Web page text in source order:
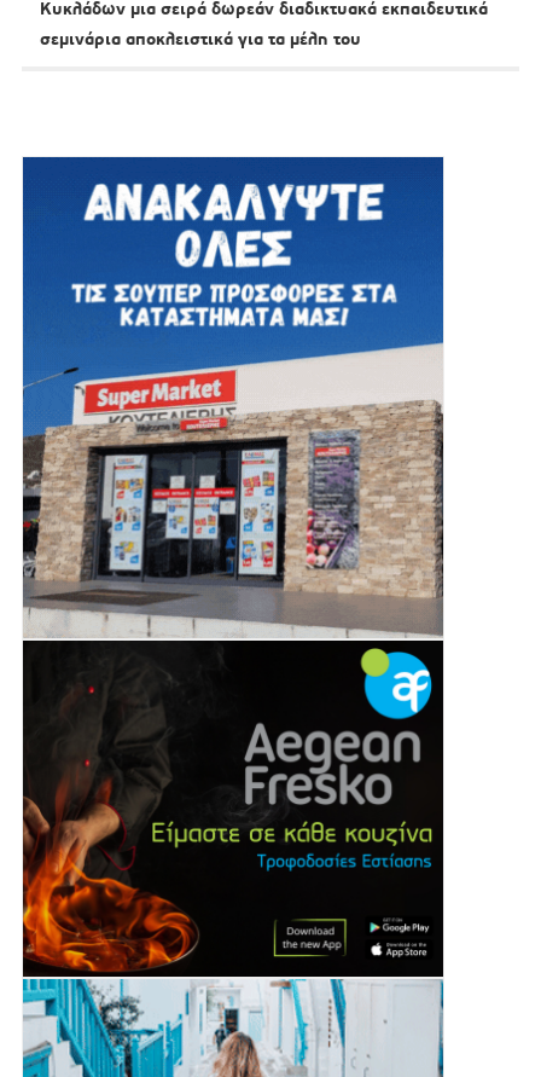
Κυκλάδων μια σειρά δωρεάν διαδικτυακά εκπαιδευτικά
σεμινάρια αποκλειστικά για τα μέλη του